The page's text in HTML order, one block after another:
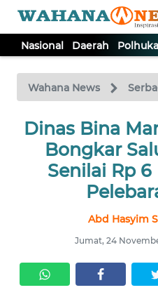
Nasional Daerah
Wahana News
Dinas Bina
Bongkar
Senilai Rp
Abd Hasyim
Jumat, 24
TV
Tutup
NASIONAL
DAERAH
EKUIN